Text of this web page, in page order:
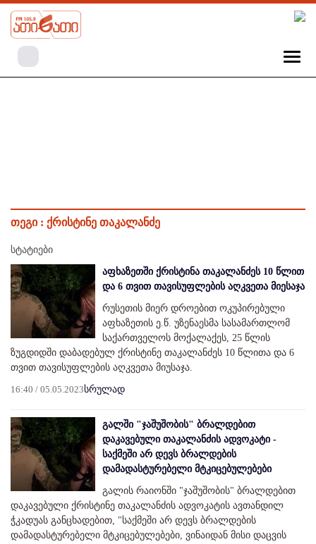
თეგი : ქრისტინე თაკალანძე
სტატიები
აფხაზეთში ქრისტინა თაკალანძეს 10 წლით
და 6 თვით თავისუფლების აღკვეთა მიესაჯა
რუსეთის მიერ დროებით ოკუპირებული
აფხაზეთის ე.წ. უზენაესმა სასამართლომ
საქართველოს მოქალაქეს, 25 წლის
ზუგდიდში დაბადებულ ქრისტინე თაკალანძეს 10 წლითა და 6
თვით თავისუფლების აღკვეთა მიუსაჯა.
16:40 / 05.05.2023სრულად
გალში "ჯაშუშობის" ბრალდებით
დაკავებული თაკალანძის ადვოკატი -
საქმეში არ დევს ბრალდების
დამადასტურებელი მტკიცებულებები
გალის რაიონში "ჯაშუშობის" ბრალდებით
დაკავებული ქრისტინე თაკალანძის ადვოკატის ავთანდილ
ჭკადუას განცხადებით, "საქმეში არ დევს ბრალდების
დამადასტურებელი მტკიცებულებები, ვინაიდან მისი დაცვის